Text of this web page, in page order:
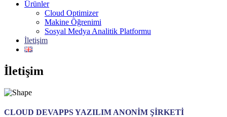
Ürünler
Cloud Optimizer
Makine Öğrenimi
Sosyal Medya Analitik Platformu
İletişim
İletişim
CLOUD DEVAPPS YAZILIM ANONİM ŞİRKETİ